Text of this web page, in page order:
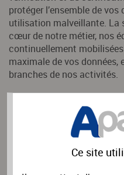
protéger l’ensemble de
utilisation malveillante. La
cœur de notre métier, nos
continuellement
maximale de vos
branches de nos activités.
Éthique : utiliser
votre intérêt
Les informations
utilisées afin de vous
plus pertinents. Ces
Ce site